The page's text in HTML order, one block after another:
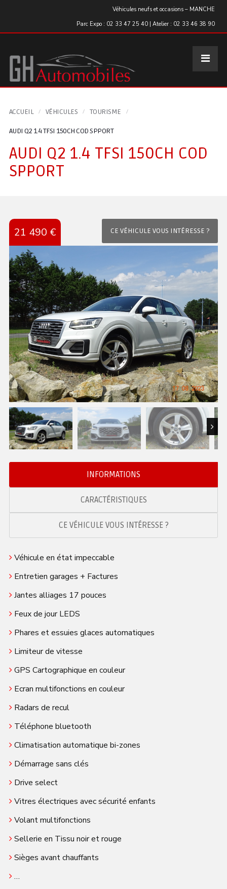
Véhicules neufs et occasions – MANCHE
Parc Expo : 02 33 47 25 40 | Atelier : 02 33 46 38 90
ACCUEIL VÉHICULES TOURISME
AUDI Q2 1.4 TFSI 150CH COD SPPORT
AUDI Q2 1.4 TFSI 150CH COD
SPPORT
21 490 € CE VÉHICULE VOUS INTÉRESSE ?
Next
INFORMATIONS
CARACTÉRISTIQUES
CE VÉHICULE VOUS INTÉRESSE ?
Véhicule en état impeccable
Entretien garages + Factures
Jantes alliages 17 pouces
Feux de jour LEDS
Phares et essuies glaces automatiques
Limiteur de vitesse
GPS Cartographique en couleur
Ecran multifonctions en couleur
Radars de recul
Téléphone bluetooth
Climatisation automatique bi-zones
Démarrage sans clés
Drive select
Vitres électriques avec sécurité enfants
Volant multifonctions
Sellerie en Tissu noir et rouge
Sièges avant chauffants
…
Panneau de gestion des cookies